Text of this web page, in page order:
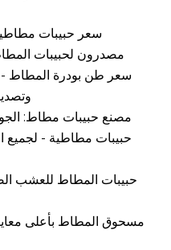
سعر حبيبات مطاطية
مصدرون لحبيبات
سعر طن بودرة المطاط -
مصنع حبيبات مطاط:
حبيبات مطاطية - لجميع
حبيبات المطاط للعشب
مسحوق المطاط بأعلى